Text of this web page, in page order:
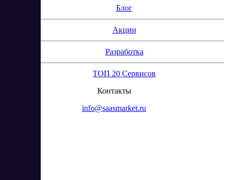
Блог
Акции
Разработка
ТОП 20 Сервисов
Контакты
info@saasmarket.ru